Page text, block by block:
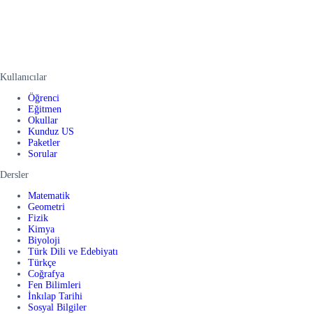
Kullanıcılar
Öğrenci
Eğitmen
Okullar
Kunduz US
Paketler
Sorular
Dersler
Matematik
Geometri
Fizik
Kimya
Biyoloji
Türk Dili ve Edebiyatı
Türkçe
Coğrafya
Fen Bilimleri
İnkılap Tarihi
Sosyal Bilgiler